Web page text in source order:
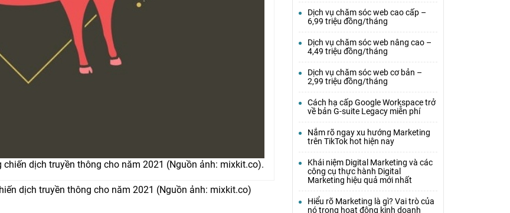
dịch truyền thông cho năm 2021 (Nguồn ảnh: mixkit.co).
dịch truyền thông cho năm 2021 (Nguồn ảnh: mixkit.co)
Dịch vụ chăm sóc web cao cấp –
6,99 triệu đồng/tháng
Dịch vụ chăm sóc web nâng cao –
4,49 triệu đồng/tháng
Dịch vụ chăm sóc web cơ bản –
2,99 triệu đồng/tháng
Cách hạ cấp Google Workspace trở
về bản G-suite Legacy miễn phí
Nắm rõ ngay xu hướng Marketing
trên TikTok hot hiện nay
Khái niệm Digital Marketing và các
công cụ thực hành Digital
Marketing hiệu quả mới nhất
Hiểu rõ Marketing là gì? Vai trò của
nó trong hoạt động kinh doanh